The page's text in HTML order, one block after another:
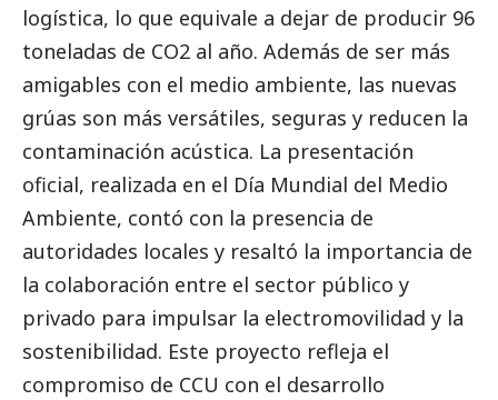
logística, lo que equivale a dejar de producir 96
toneladas de CO2 al año. Además de ser más
amigables con el medio ambiente, las nuevas
grúas son más versátiles, seguras y reducen la
contaminación acústica. La presentación
oficial, realizada en el Día Mundial del Medio
Ambiente, contó con la presencia de
autoridades locales y resaltó la importancia de
la colaboración entre el sector público y
privado para impulsar la electromovilidad y la
sostenibilidad. Este proyecto refleja el
compromiso de CCU con el desarrollo